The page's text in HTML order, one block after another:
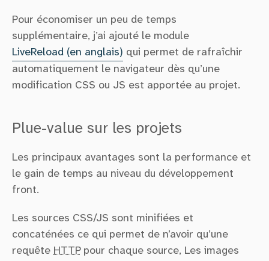
Pour économiser un peu de temps
supplémentaire, j’ai ajouté le module
LiveReload (en anglais) qui permet de rafraîchir
automatiquement le navigateur dès qu’une
modification CSS ou JS est apportée au projet.
Plue-value sur les projets
Les principaux avantages sont la performance et
le gain de temps au niveau du développement
front.
Les sources CSS/JS sont minifiées et
concaténées ce qui permet de n’avoir qu’une
requête HTTPpour chaque source, Les images